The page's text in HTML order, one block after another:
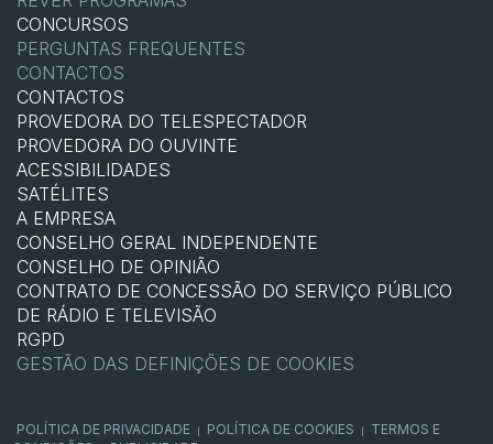
CONCURSOS
PERGUNTAS FREQUENTES
CONTACTOS
CONTACTOS
PROVEDORA DO TELESPECTADOR
PROVEDORA DO OUVINTE
ACESSIBILIDADES
SATÉLITES
A EMPRESA
CONSELHO GERAL INDEPENDENTE
CONSELHO DE OPINIÃO
CONTRATO DE CONCESSÃO DO SERVIÇO PÚBLICO
DE RÁDIO E TELEVISÃO
RGPD
GESTÃO DAS DEFINIÇÕES DE COOKIES
POLÍTICA DE PRIVACIDADE POLÍTICA DE COOKIES
TERMOS E